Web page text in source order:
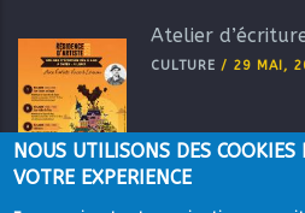
Atelier
CULTURE / 29 MAI,
NOUS UTILISONS DES COOKIES
VOTRE EXPERIENCE